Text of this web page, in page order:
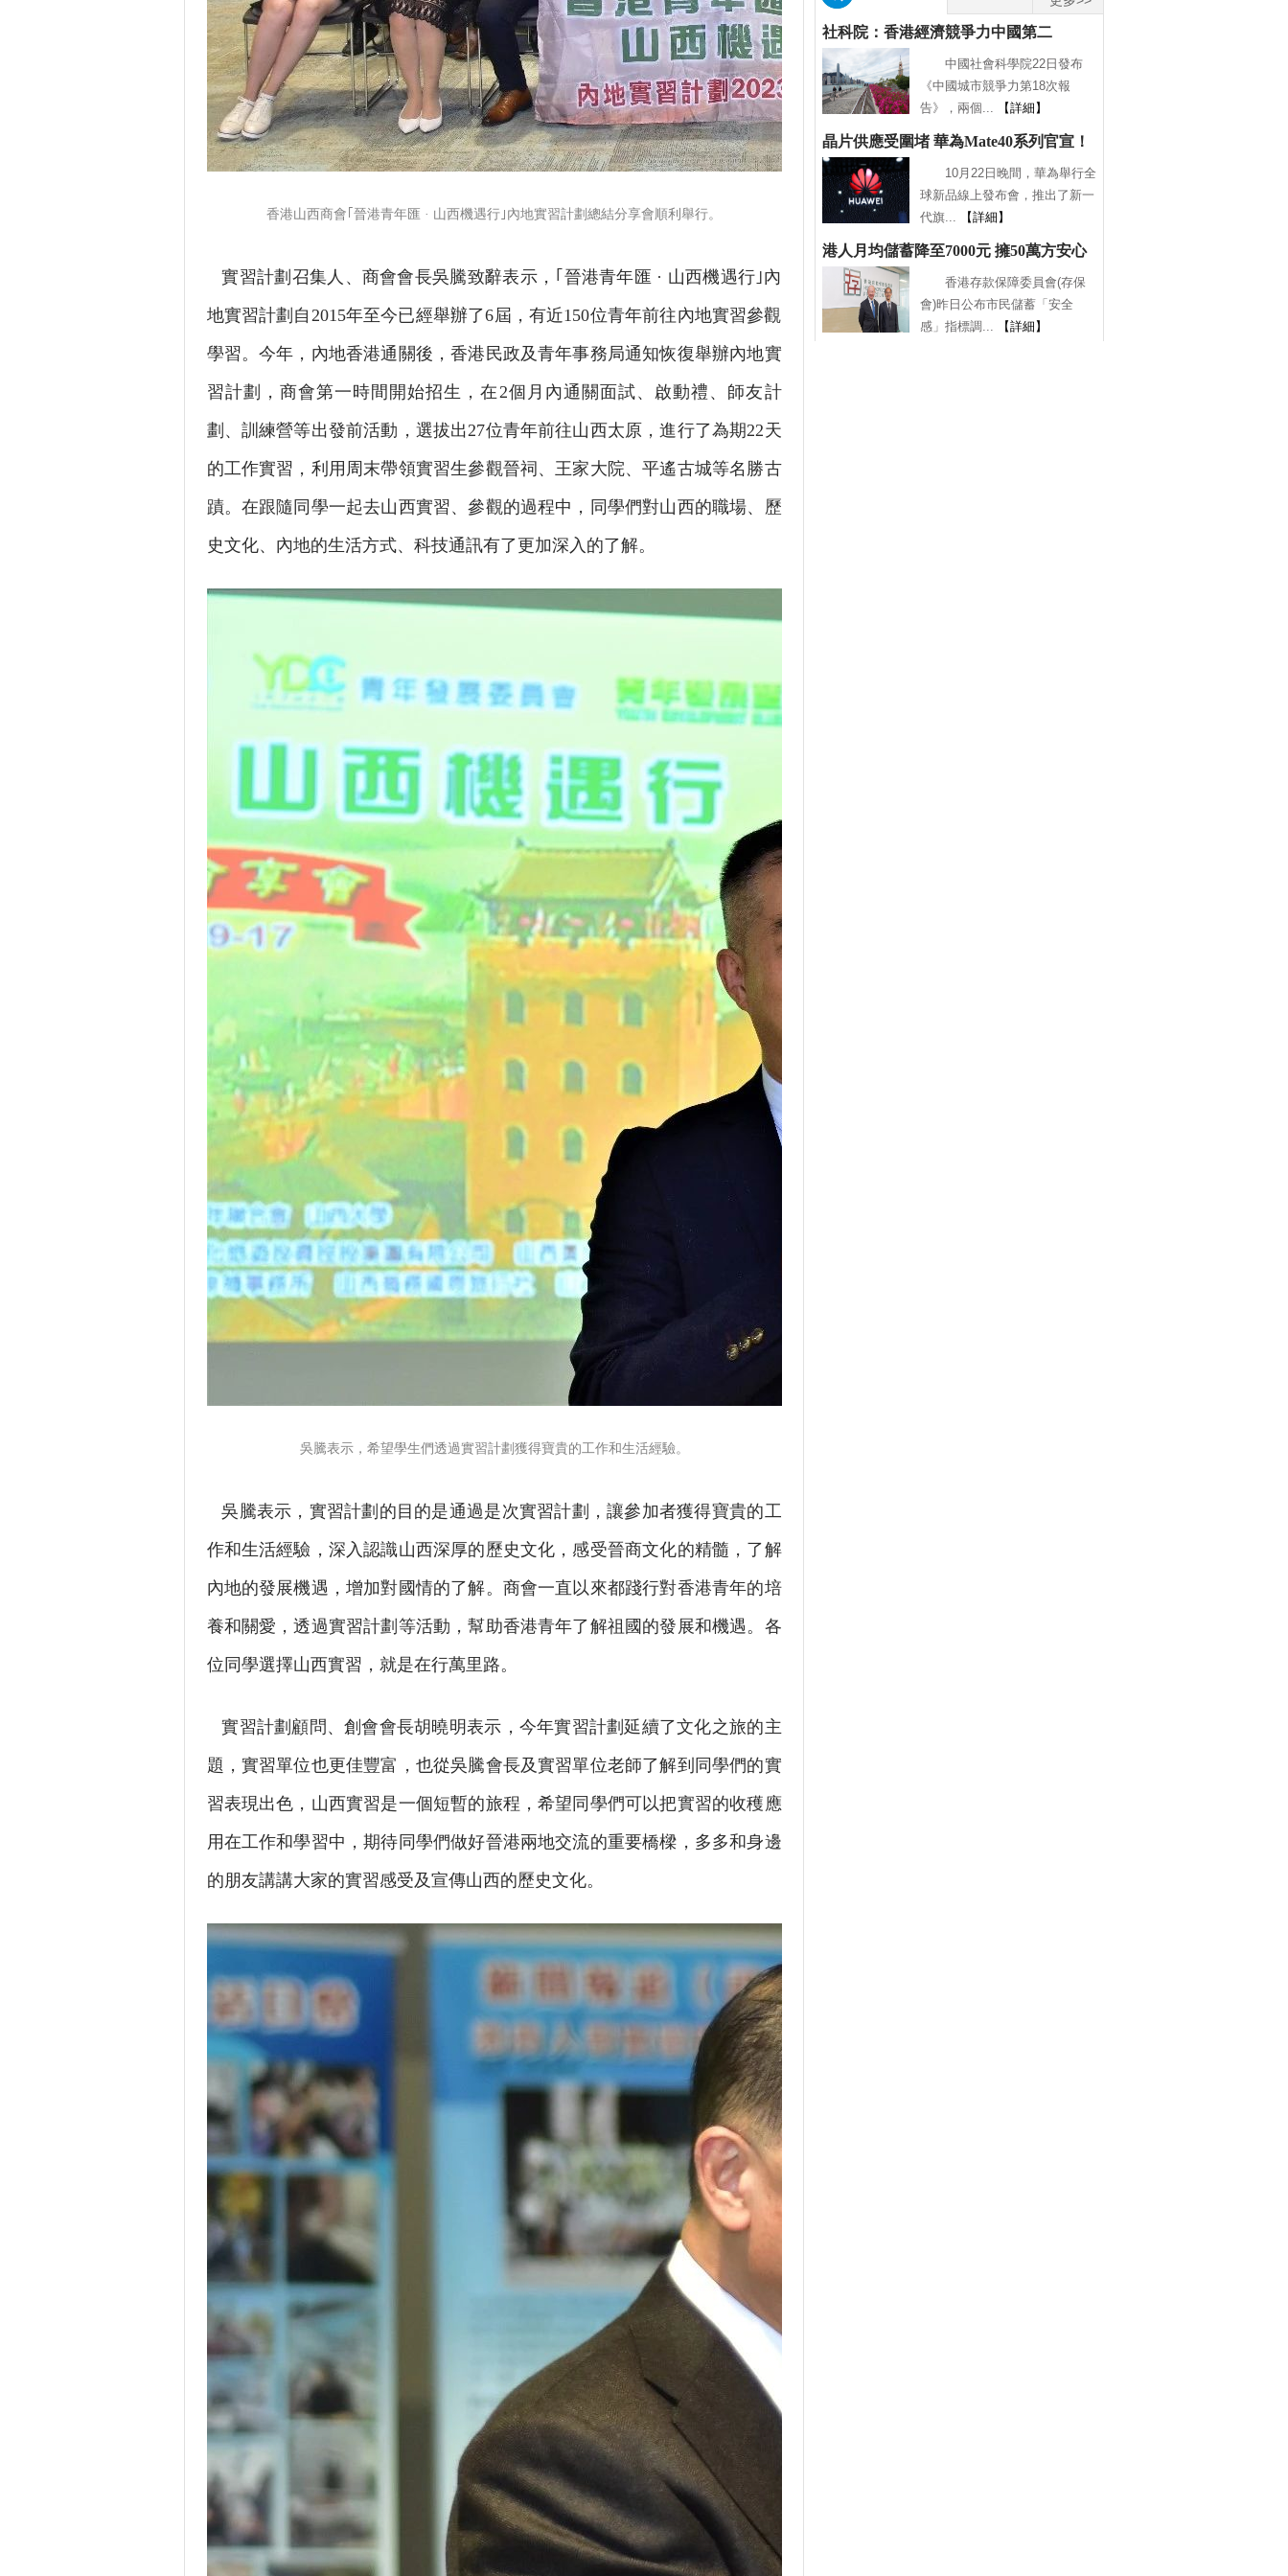
香港山西商會｢晉港青年匯 · 山西機遇行｣內地實習計劃總結分享會順利舉行。
實習計劃召集人、商會會長吳騰致辭表示，｢晉港青年匯 · 山西機遇行｣內
地實習計劃自2015年至今已經舉辦了6屆，有近150位青年前往內地實習參觀
學習。今年，內地香港通關後，香港民政及青年事務局通知恢復舉辦內地實
習計劃，商會第一時間開始招生，在2個月內通關面試、啟動禮、師友計
劃、訓練營等出發前活動，選拔出27位青年前往山西太原，進行了為期22天
的工作實習，利用周末帶領實習生參觀晉祠、王家大院、平遙古城等名勝古
蹟。在跟隨同學一起去山西實習、參觀的過程中，同學們對山西的職場、歷
史文化、內地的生活方式、科技通訊有了更加深入的了解。
吳騰表示，希望學生們透過實習計劃獲得寶貴的工作和生活經驗。
吳騰表示，實習計劃的目的是通過是次實習計劃，讓參加者獲得寶貴的工
作和生活經驗，深入認識山西深厚的歷史文化，感受晉商文化的精髓，了解
內地的發展機遇，增加對國情的了解。商會一直以來都踐行對香港青年的培
養和關愛，透過實習計劃等活動，幫助香港青年了解祖國的發展和機遇。各
位同學選擇山西實習，就是在行萬里路。
實習計劃顧問、創會會長胡曉明表示，今年實習計劃延續了文化之旅的主
題，實習單位也更佳豐富，也從吳騰會長及實習單位老師了解到同學們的實
習表現出色，山西實習是一個短暫的旅程，希望同學們可以把實習的收穫應
用在工作和學習中，期待同學們做好晉港兩地交流的重要橋樑，多多和身邊
的朋友講講大家的實習感受及宣傳山西的歷史文化。